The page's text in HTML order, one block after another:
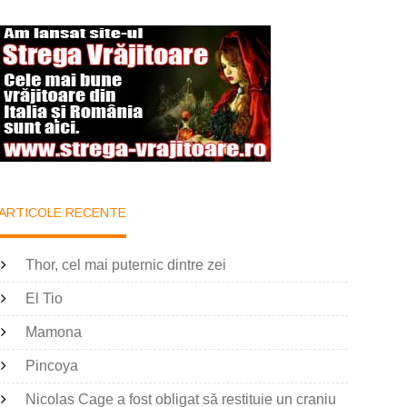
RECENTE
Thor, cel mai puternic dintre zei
El Tio
Mamona
Pincoya
Nicolas Cage a fost obligat să restituie un craniu